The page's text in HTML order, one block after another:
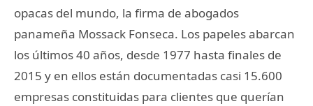
opacas del mundo, la firma de abogados
panameña Mossack Fonseca. Los papeles abarcan
los últimos 40 años, desde 1977 hasta finales de
2015 y en ellos están documentadas casi 15.600
empresas constituidas para clientes que querían